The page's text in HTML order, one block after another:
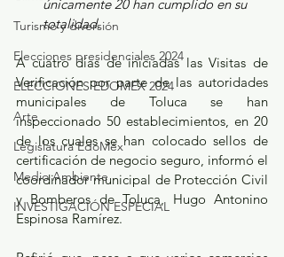
Turismo y diversión
Elecciones presidenciales 2024
ELECCIONES EDOMEX 2024
Arte
Legislatura EdoMéx
Medio Ambiente
INVESTIGACIÓN ESPECIAL
únicamente 20 han cumplido en su
totalidad.
A cuatro días de iniciadas las Visitas de
Verificación por parte de las autoridades
municipales de Toluca se han
inspeccionado 50 establecimientos, en 20
de los cuales se han colocado sellos de
certificación de negocio seguro, informó el
coordinador municipal de Protección Civil
y Bomberos de Toluca, Hugo Antonino
Espinosa Ramírez.